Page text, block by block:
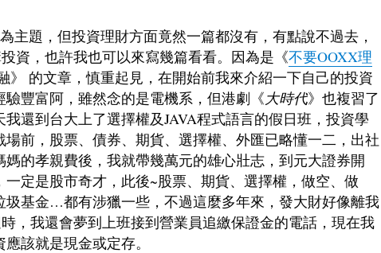
主題，但投資理財方面竟然一篇都沒有，有點說不過去，
資，也許我也可以來寫幾篇看看。因為是《不要OOXX理
》 的文章，慎重起見，在開始前我來介紹一下自己的投資
豐富阿，雖然念的是電機系，但港劇《大時代》也複習了
還到台大上了選擇權及JAVA程式語言的假日班，投資學
前，股票、債券、期貨、選擇權、外匯已略懂一二，出社
的孝親費後，我就帶幾萬元的雄心壯志，到元大證券開
一定是股市奇才，此後~股票、期貨、選擇權，做空、做
圾基金…都有涉獵一些，不過這麼多年來，發大財好像離我
，我還會夢到上班接到營業員追繳保證金的電話，現在我
該就是現金或定存。